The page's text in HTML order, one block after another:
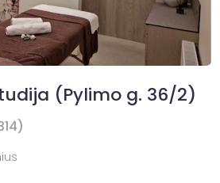
(Pylimo g. 36/2)